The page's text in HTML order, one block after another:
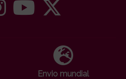
Envio mundial